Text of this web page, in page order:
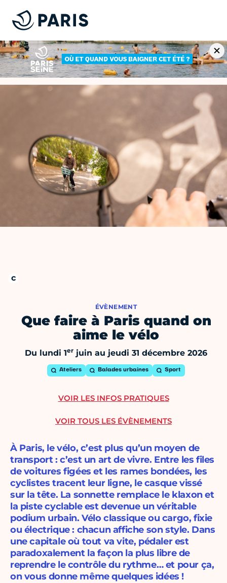
ÉVÈNEMENT
Que faire à Paris quand on
aime le vélo
Du lundi 1er juin au jeudi 31 décembre 2026
Ateliers Balades urbaines Sport
À Paris, le vélo, c’est plus qu’un moyen de
transport : c’est un art de vivre. Entre les files
de voitures figées et les rames bondées, les
cyclistes tracent leur ligne, le casque vissé
sur la tête. La sonnette remplace le klaxon et
la piste cyclable est devenue un véritable
podium urbain. Vélo classique ou cargo, fixie
ou électrique : chacun affiche son style. Dans
une capitale où tout va vite, pédaler est
paradoxalement la façon la plus libre de
reprendre le contrôle du rythme… et pour ça,
on vous donne même quelques idées !
VOIR LES INFOS PRATIQUES
VOIR TOUS LES ÉVÈNEMENTS